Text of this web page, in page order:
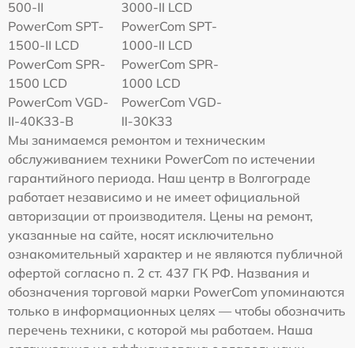
500-II
3000-II LCD
PowerCom SPT-
1500-II LCD
PowerCom SPT-
1000-II LCD
PowerCom SPR-
1500 LCD
PowerCom SPR-
1000 LCD
PowerCom VGD-
II-40K33-B
PowerCom VGD-
II-30K33
Мы занимаемся ремонтом и техническим
обслуживанием техники PowerCom по истечении
гарантийного периода. Наш центр в Волгограде
работает независимо и не имеет официальной
авторизации от производителя. Цены на ремонт,
указанные на сайте, носят исключительно
ознакомительный характер и не являются публичной
офертой согласно п. 2 ст. 437 ГК РФ. Названия и
обозначения торговой марки PowerCom упоминаются
только в информационных целях — чтобы обозначить
перечень техники, с которой мы работаем. Наша